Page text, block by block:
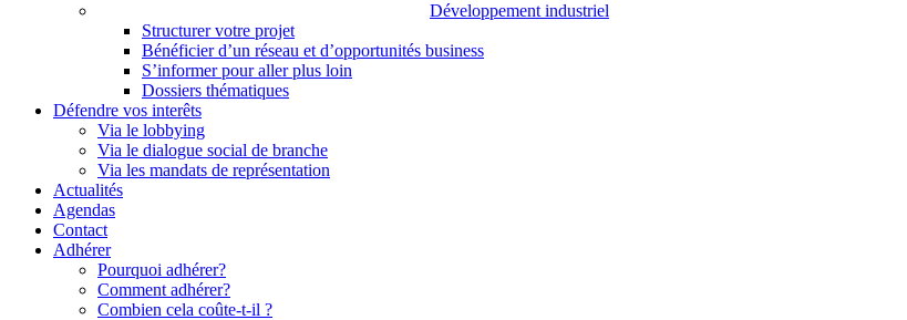
Développement industriel
Structurer votre projet
Bénéficier d’un réseau et d’opportunités business
S’informer pour aller plus loin
Dossiers thématiques
Défendre vos interêts
Via le lobbying
Via le dialogue social de branche
Via les mandats de représentation
Actualités
Agendas
Contact
Adhérer
Pourquoi adhérer?
Comment adhérer?
Combien cela coûte-t-il ?